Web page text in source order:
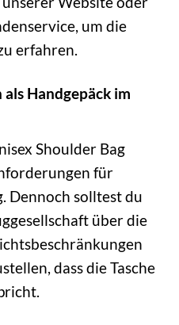
um die
erfahren.
als Handgepäck im
Shoulder Bag
für
Dennoch solltest du
über die
dass die Tasche